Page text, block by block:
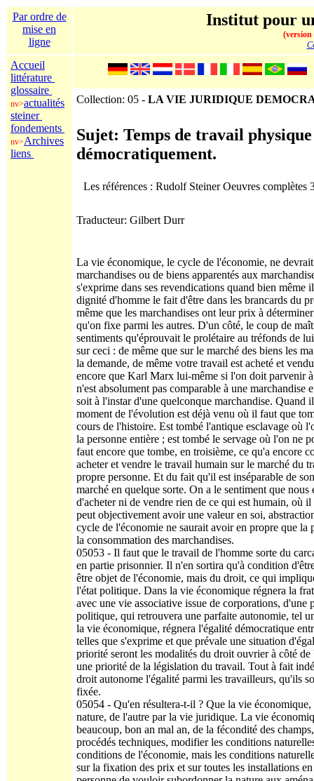
Par ordre de
mise en
ligne
Institut pour
(version
Accueil
littérature
glossaire
nv>actualités
steiner
fondements
nv>Archives
liens
Collection: 05 - LA VIE JURIDIQUE
Sujet: Temps de travail
démocratiquement.
Les références : Rudolf Steiner Oeuvres
Traducteur: Gilbert Durr
La vie économique, le cycle de l'économie, ne
marchandises ou de biens apparentés aux
s'exprime dans ses revendications quand bien même
dignité d'homme le fait d'être dans les brancards du
même que les marchandises ont leur prix à
qu'on fixe parmi les autres. D'un côté, le coup de
sentiments qu'éprouvait le prolétaire au tréfonds de
sur ceci : de même que sur le marché des biens les
la demande, de même votre travail est acheté et
encore que Karl Marx lui-même si l'on doit parvenir
n'est absolument pas comparable à une
soit à l'instar d'une quelconque marchandise.
moment de l'évolution est déjà venu où il faut que
cours de l'histoire. Est tombé l'antique esclavage où
la personne entière ; est tombé le servage où l'on ne
faut encore que tombe, en troisième, ce qu'a encore
acheter et vendre le travail humain sur le marché du
propre personne. Et du fait qu'il est inséparable de
marché en quelque sorte. On a le sentiment que
d'acheter ni de vendre rien de ce qui est humain, où
peut objectivement avoir une va­leur en soi,
cycle de l'économie ne saurait avoir en propre que la
la consommation des marchandises.
05053 - Il faut que le travail de l'homme sorte du
en partie prisonnier. Il n'en sortira qu'à condition
être objet de l'économie, mais du droit, ce qui
l'état politique. Dans la vie économique régnera la
avec une vie associative issue de corporations,
politique, qui retrouvera une parfaite autonomie, tel
la vie économique, régnera l'égalité démocratique
telles que s'exprime et que prévale une situation
priorité seront les modalités du droit ouvrier à côté
une priorité de la législation du travail. Tout à fait
droit autonome l'égalité parmi les travailleurs, qu'ils
fixée.
05054 - Qu'en résultera-t-il ? Que la vie
nature, de l'autre par la vie juridique. La vie
beaucoup, bon an mal an, de la fécondité des
procédés techniques, modifier les conditions
conditions de l'économie, mais les conditions
sur la fixation des prix et sur toutes les installations